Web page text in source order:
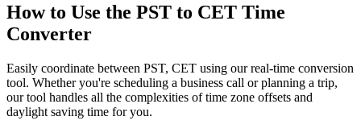
How to Use the PST to CET Time
Converter
Easily coordinate between PST, CET using our real-time conversion
tool. Whether you're scheduling a business call or planning a trip,
our tool handles all the complexities of time zone offsets and
daylight saving time for you.